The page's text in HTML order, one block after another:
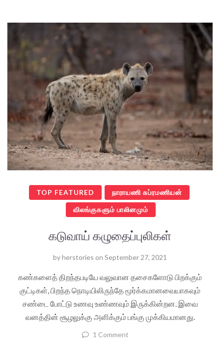
TOP FEATURED நாராயணி சுப்ரமணியன்
விலங்குகளும் பாலினமும்
கடுவாய் கழுதைப்புலிகள்
byherstories on September 27, 2021
கண்களைத் திறந்தபடியே வலுவான தசைகளோடு பிறக்கும்
குட்டிகள், பிறந்த நொடியிலிருந்தே மூர்க்கமானவையாகவும்
சண்டை போட்டு உணவு உண்ணவும் இருக்கின்றன. இவை
வனத்தின் சூழலுக்கு அளிக்கும் பங்கு முக்கியமானது.
1 Comment